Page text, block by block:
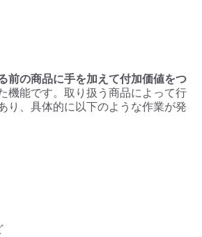
前の商品に手を加えて付加価値をつ
機能です。取り扱う商品によって行
り、具体的に以下のような作業が発